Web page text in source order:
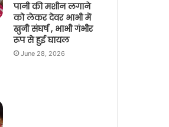
पानी की मशीन लगाने
को लेकर देवर भाभी में
खुनी संघर्ष , भाभी गंभीर
रूप से हुई घायल
June 28, 2026